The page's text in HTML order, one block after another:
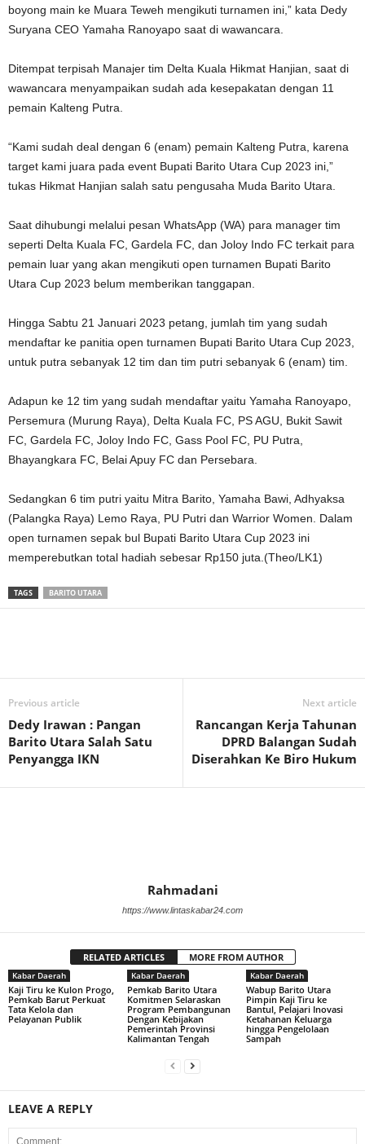
boyong main ke Muara Teweh mengikuti turnamen ini,” kata Dedy
Suryana CEO Yamaha Ranoyapo saat di wawancara.
Ditempat terpisah Manajer tim Delta Kuala Hikmat Hanjian, saat di
wawancara menyampaikan sudah ada kesepakatan dengan 11
pemain Kalteng Putra.
“Kami sudah deal dengan 6 (enam) pemain Kalteng Putra, karena
target kami juara pada event Bupati Barito Utara Cup 2023 ini,”
tukas Hikmat Hanjian salah satu pengusaha Muda Barito Utara.
Saat dihubungi melalui pesan WhatsApp (WA) para manager tim
seperti Delta Kuala FC, Gardela FC, dan Joloy Indo FC terkait para
pemain luar yang akan mengikuti open turnamen Bupati Barito
Utara Cup 2023 belum memberikan tanggapan.
Hingga Sabtu 21 Januari 2023 petang, jumlah tim yang sudah
mendaftar ke panitia open turnamen Bupati Barito Utara Cup 2023,
untuk putra sebanyak 12 tim dan tim putri sebanyak 6 (enam) tim.
Adapun ke 12 tim yang sudah mendaftar yaitu Yamaha Ranoyapo,
Persemura (Murung Raya), Delta Kuala FC, PS AGU, Bukit Sawit
FC, Gardela FC, Joloy Indo FC, Gass Pool FC, PU Putra,
Bhayangkara FC, Belai Apuy FC dan Persebara.
Sedangkan 6 tim putri yaitu Mitra Barito, Yamaha Bawi, Adhyaksa
(Palangka Raya) Lemo Raya, PU Putri dan Warrior Women. Dalam
open turnamen sepak bul Bupati Barito Utara Cup 2023 ini
memperebutkan total hadiah sebesar Rp150 juta.(Theo/LK1)
TAGS BARITO UTARA
Previous article
Dedy Irawan : Pangan
Barito Utara Salah Satu
Penyangga IKN
Next article
Rancangan Kerja Tahunan
DPRD Balangan Sudah
Diserahkan Ke Biro Hukum
Rahmadani
https://www.lintaskabar24.com
RELATED ARTICLES MORE FROM AUTHOR
Kabar Daerah
Kaji Tiru ke Kulon Progo,
Pemkab Barut Perkuat
Tata Kelola dan
Pelayanan Publik
Kabar Daerah
Pemkab Barito Utara
Komitmen Selaraskan
Program Pembangunan
Dengan Kebijakan
Pemerintah Provinsi
Kalimantan Tengah
Kabar Daerah
Wabup Barito Utara
Pimpin Kaji Tiru ke
Bantul, Pelajari Inovasi
Ketahanan Keluarga
hingga Pengelolaan
Sampah
LEAVE A REPLY